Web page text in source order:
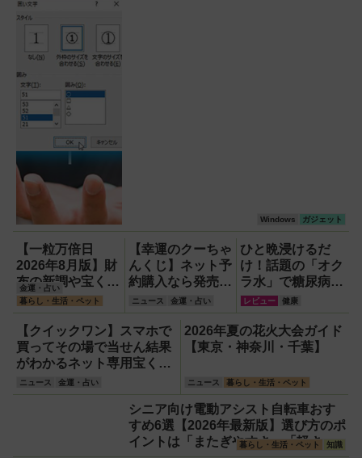
Windows ガジェット
【一粒万倍日
2026年8月版】財
布の新調や宝くじ
の日記念・レイン
ボーくじ・新涼の
100円くじ購入に
最適な開運日は？
金運・占い
暮らし・生活・ペット
【幸運のクーちゃ
んくじ】ネット予
約購入なら発売前
でも買える！1
等・前後賞5,000
万円が狙える宝く
じを解説
ニュース 金運・占い
ひと晩浸けるだ
け！話題の「オク
ラ水」で糖尿病・
高血圧・関節痛を
撃退する簡単習慣
【2026年最新
版】
レビュー 健康
【クイックワン】スマホで
買ってその場で当せん結果
がわかるネット専用宝くじ
のしくみと買い方
ニュース 金運・占い
2026年夏の花火大会ガイド
【東京・神奈川・千葉】
ニュース 暮らし・生活・ペット
シニア向け電動アシスト自転車おす
すめ6選【2026年最新版】選び方のポ
イントは「またぎやすさ」「軽さ」
暮らし・生活・ペット 知識